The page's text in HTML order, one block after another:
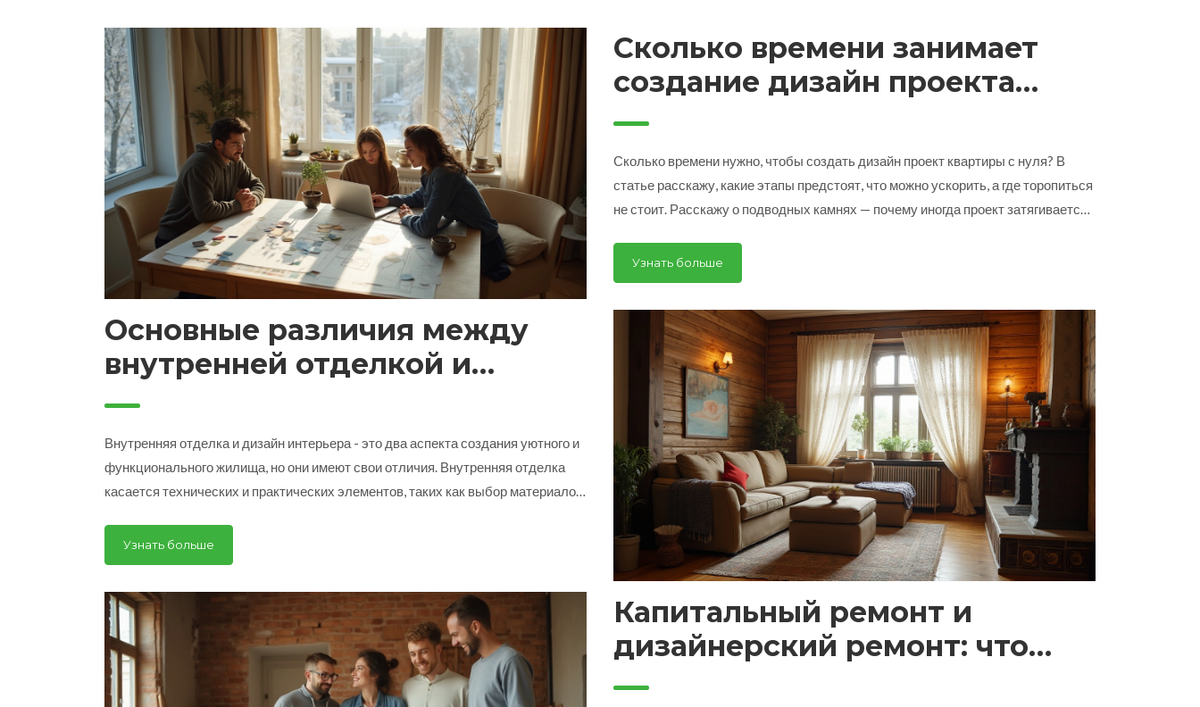
Сколько времени занимает
создание дизайн проекта
квартиры: реальные сроки и
подводные камни
Сколько времени нужно, чтобы создать дизайн проект квартиры с нуля? В
статье расскажу, какие этапы предстоят, что можно ускорить, а где торопиться
не стоит. Расскажу о подводных камнях — почему иногда проект затягивается.
Прочти, если не хочешь месяцами ждать старта ремонта.
Узнать больше
Основные различия между
внутренней отделкой и
дизайном интерьера
Внутренняя отделка и дизайн интерьера - это два аспекта создания уютного и
функционального жилища, но они имеют свои отличия. Внутренняя отделка
касается технических и практических элементов, таких как выбор материалов
создаёт атмосферу, основывается на выборе мебели, цвета и декора.
Понимание разницы между этими концепциями помогает направить создание
Узнать больше
Капитальный ремонт и
дизайнерский ремонт: что
выбрать для вашей квартиры